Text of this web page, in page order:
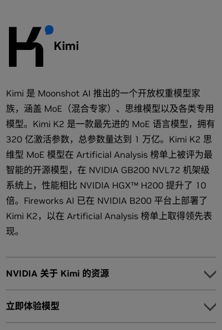
Gemma-2b-it ONNX INT4 模型通过
。使用 Hugging Face 的 Transformers 库或您首选的
开发环境，根据您的独特需求轻松微调和调整模型。
查看更多系列产品
如何使用 OpenAI 的 gpt-oss-20b 构建简单的 AI 智能体
阅读博客： NVIDIA 在 NVIDIA GB200 NVL72 上提供 150
万 TPS 推理，加速从云到边缘的 OpenAI gpt-oss 模型
架。
Ollama RTX 入门：3 步信息图
GGML/llama.cpp GitHub 自述文件
GitHub：Codex CLI - 入门指南
优化
NVIDIA 已在 NVIDIA Blackwell 架构上优化了这两个新的开放权
重模型，以加速推理性能。
在 OpenAI 的 Cookbook 中使用 NVIDIA TensorRT-LLM 运
vLLM 支持 gpt-oss
Dynamo 部署指南：使用 TensorRT-LLM 分类运行 gpt-
oss-120b
Model
gpt-oss-120b：可供下载链接 | 文档
gpt-oss-20b：可供下载
链接|文档
Model
在 Hugging Face 上探索 gpt-oss 模型
NVIDIA 与多个顶级开源框架合作，例如Hugging Face
Transformer、Ollama 和 vLLM，以及用于优化内核和模
型增强的 NVIDIA TensorRT-LLM。
探索 120b 模型
Model
开发者可以使用 Ollama、Llama.cpp 或 Microsoft AI
Foundry Local，通过自己喜欢的应用和 SDK 体验这些模
Kimi
Kimi 是 Moonshot AI 推出的一个开放权重模型家
族，涵盖 MoE（混合专家）、思维模型以及各类专用
模型。Kimi K2 是一款最先进的 MoE 语言模型，拥有
320 亿激活参数，总参数量达到 1 万亿。Kimi K2 思
维型 MoE 模型在 Artificial Analysis 榜单上被评为最
智能的开源模型，在 NVIDIA GB200 NVL72 机架级
系统上，性能相比 NVIDIA HGX™ H200 提升了 10
倍。Fireworks AI 已在 NVIDIA B200 平台上部署了
Kimi K2，以在 Artificial Analysis 榜单上取得领先表
现。
NVIDIA 关于 Kimi 的资源
探索开源模型与示例，了解 NVIDIA 优化版 Kimi 模型在不同场
景下的应用。
立即体验模型